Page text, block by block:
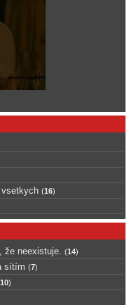
vsetkych (16)
že neexistuje. (14)
sítím (7)
10)